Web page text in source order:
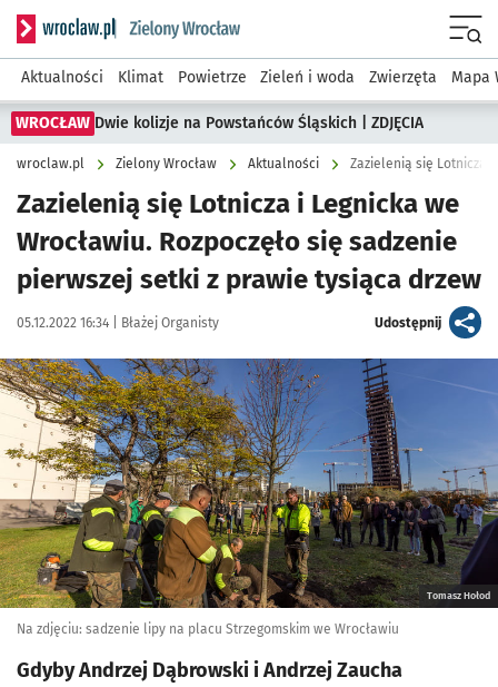
Serwis informacyjny wroclaw.pl podserwis: Środowisko we
Aktualności Klimat Powietrze Zieleń i woda Zwierzęta Mapa
WROCŁAW Dwie kolizje na Powstańców Śląskich | ZDJĘCIA
wroclaw.pl Zielony Wrocław Aktualności
Zazielenią się Lotnicza i Legnicka we
Wrocławiu. Rozpoczęło się sadzenie
pierwszej setki z prawie tysiąca drzew
Data publikacji:
05.12.2022 16:34 | Autor:
Błażej Organisty Udostępnijartykuł
Kliknij, aby powiększyć
Tomasz Hołod
Na zdjęciu: sadzenie lipy na placu Strzegomskim we Wrocławiu
Gdyby Andrzej Dąbrowski i Andrzej Zaucha